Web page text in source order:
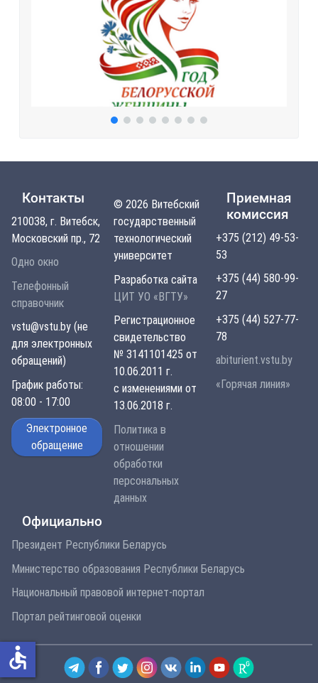
Контакты
210038, г. Витебск,
Московский пр., 72
Одно окно
Телефонный
справочник
vstu@vstu.by (не
для электронных
обращений)
График работы:
08:00 - 17:00
Электронное
обращение
© 2026 Витебский
государственный
технологический
университет
Разработка сайта
ЦИТ УО «ВГТУ»
Регистрационное
свидетельство
№ 3141101425 от
10.06.2011 г.
с изменениями от
13.06.2018 г.
Политика в
отношении
обработки
персональных
данных
Приемная
комиссия
+375 (212) 49-53-
53
+375 (44) 580-99-
27
+375 (44) 527-77-
78
abiturient.vstu.by
«Горячая линия»
Официально
Президент Республики Беларусь
Министерство образования Республики Беларусь
Национальный правовой интернет-портал
Портал рейтинговой оценки
accessible